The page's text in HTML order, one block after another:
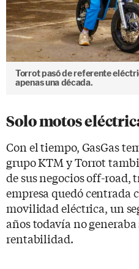
Torrot pasó de referente
apenas una década.
Solo motos
Con el tiempo, GasGas
grupo KTM y Torrot
de sus negocios off-road,
empresa quedó centrada
movilidad eléctrica, un
años todavía no
rentabilidad.